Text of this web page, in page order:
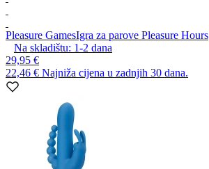
Pleasure GamesIgra za parove Pleasure Hours
Na skladištu: 1-2 dana
29,95 €
22,46 € Najniža cijena u zadnjih 30 dana.